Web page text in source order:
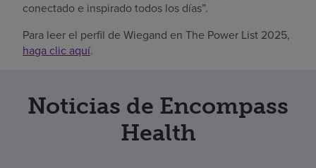
conectado e inspirado todos los días”.
Para leer el perfil de Wiegand en The Power List 2025,
haga clic aquí.
Noticias de Encompass
Health